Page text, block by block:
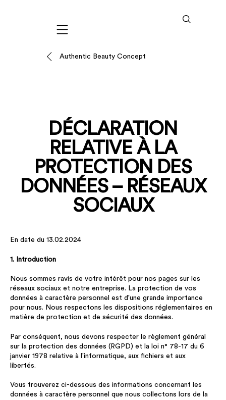
Mobile navigation
Authentic Beauty Concept
DÉCLARATION
RELATIVE À LA
PROTECTION DES
DONNÉES – RÉSEAUX
SOCIAUX
En date du 13.02.2024
1. Introduction
Nous sommes ravis de votre intérêt pour nos pages sur les
réseaux sociaux et notre entreprise. La protection de vos
données à caractère personnel est d'une grande importance
pour nous. Nous respectons les dispositions réglementaires en
matière de protection et de sécurité des données.
Par conséquent, nous devons respecter le règlement général
sur la protection des données (RGPD) et la loi n° 78-17 du 6
janvier 1978 relative à l'informatique, aux fichiers et aux
libertés.
Vous trouverez ci-dessous des informations concernant les
données à caractère personnel que nous collectons lors de la